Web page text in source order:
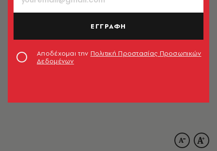
ΕΓΓΡΑΦΗ
Αποδέχομαι την Πολιτική Προστασίας Προσωπικών
Δεδομένων